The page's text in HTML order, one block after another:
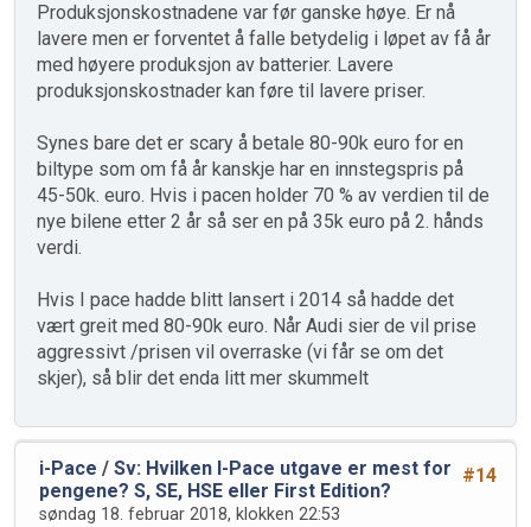
Produksjonskostnadene var før ganske høye. Er nå
lavere men er forventet å falle betydelig i løpet av få år
med høyere produksjon av batterier. Lavere
produksjonskostnader kan føre til lavere priser.
Synes bare det er scary å betale 80-90k euro for en
biltype som om få år kanskje har en innstegspris på
45-50k. euro. Hvis i pacen holder 70 % av verdien til de
nye bilene etter 2 år så ser en på 35k euro på 2. hånds
verdi.
Hvis I pace hadde blitt lansert i 2014 så hadde det
vært greit med 80-90k euro. Når Audi sier de vil prise
aggressivt /prisen vil overraske (vi får se om det
skjer), så blir det enda litt mer skummelt
#14
i-Pace / Sv: Hvilken I-Pace utgave er mest for
pengene? S, SE, HSE eller First Edition?
søndag 18. februar 2018, klokken 22:53